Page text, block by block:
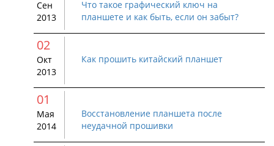
Сен
2013
Что такое графический ключ на
планшете и как быть, если он забыт?
02
Окт
2013
Как прошить китайский планшет
01
Мая
2014
Восстановление планшета после
неудачной прошивки